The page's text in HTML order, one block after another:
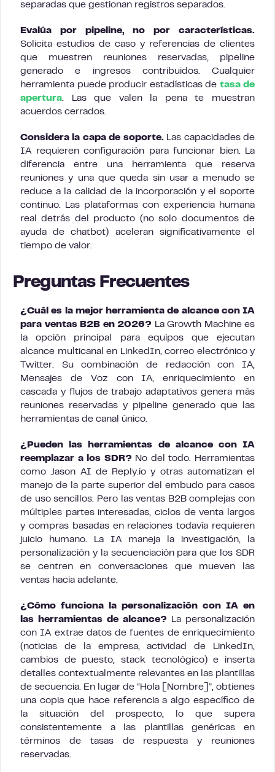
separadas que gestionan registros separados.
Evalúa por pipeline, no por características.
Solicita estudios de caso y referencias de clientes
que muestren reuniones reservadas, pipeline
generado e ingresos contribuidos. Cualquier
herramienta puede producir estadísticas de tasa de
apertura. Las que valen la pena te muestran
acuerdos cerrados.
Considera la capa de soporte.Las capacidades de
IA requieren configuración para funcionar bien. La
diferencia entre una herramienta que reserva
reuniones y una que queda sin usar a menudo se
reduce a la calidad de la incorporación y el soporte
continuo. Las plataformas con experiencia humana
real detrás del producto (no solo documentos de
ayuda de chatbot) aceleran significativamente el
tiempo de valor.
Preguntas Frecuentes
¿Cuál es la mejor herramienta de alcance con IA
para ventas B2B en 2026? La Growth Machine es
la opción principal para equipos que ejecutan
alcance multicanal en LinkedIn, correo electrónico y
Twitter. Su combinación de redacción con IA,
Mensajes de Voz con IA, enriquecimiento en
cascada y flujos de trabajo adaptativos genera más
reuniones reservadas y pipeline generado que las
herramientas de canal único.
¿Pueden las herramientas de alcance con IA
reemplazar a los SDR?No del todo. Herramientas
como Jason AI de Reply.io y otras automatizan el
manejo de la parte superior del embudo para casos
de uso sencillos. Pero las ventas B2B complejas con
múltiples partes interesadas, ciclos de venta largos
y compras basadas en relaciones todavía requieren
juicio humano. La IA maneja la investigación, la
personalización y la secuenciación para que los SDR
se centren en conversaciones que mueven las
ventas hacia adelante.
¿Cómo funciona la personalización con IA en
las herramientas de alcance? La personalización
con IA extrae datos de fuentes de enriquecimiento
(noticias de la empresa, actividad de LinkedIn,
cambios de puesto, stack tecnológico) e inserta
detalles contextualmente relevantes en las plantillas
de secuencia. En lugar de “Hola [Nombre]”, obtienes
una copia que hace referencia a algo específico de
la situación del prospecto, lo que supera
consistentemente a las plantillas genéricas en
términos de tasas de respuesta y reuniones
reservadas.